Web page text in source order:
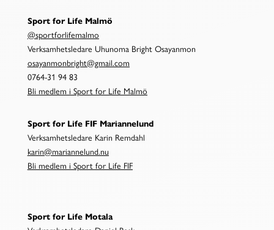
Sport for Life Malmö
@sportforlifemalmo
Verksamhetsledare Uhunoma Bright Osayanmon
osayanmonbright@gmail.com
0764-31 94 83
Bli medlem i Sport for Life Malmö
Sport for Life FIF Mariannelund
Verksamhetsledare Karin Remdahl
karin@mariannelund.nu
Bli medlem i Sport for Life FIF
Sport for Life Motala